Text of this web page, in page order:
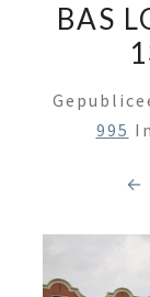
BAS
995 In
←